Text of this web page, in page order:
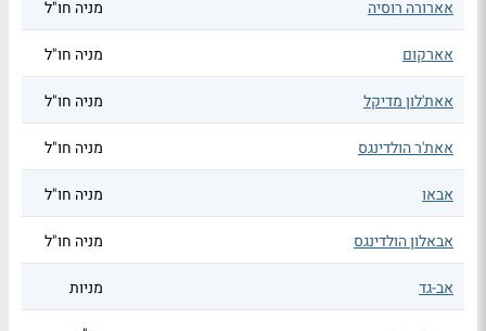
אארורה רוסיה מניה חו"ל
אארקום מניה חו"ל
אאת'לון מדיקל מניה חו"ל
אאת'ר הולדינגס מניה חו"ל
אבאו מניה חו"ל
אבאלון הולדינגס מניה חו"ל
אב-גד מניות